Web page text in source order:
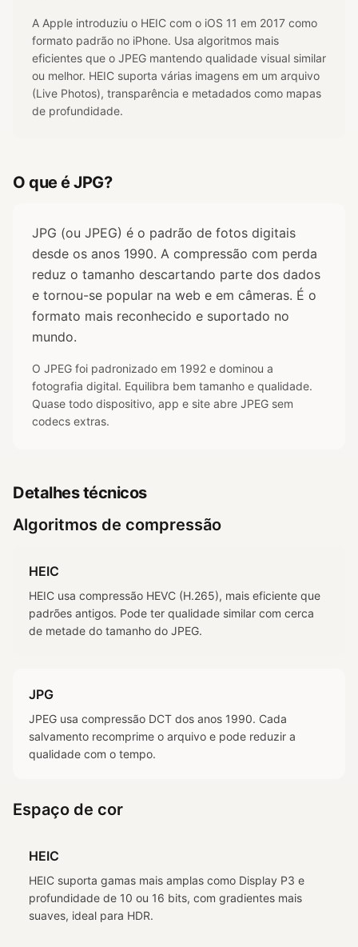
A Apple introduziu o HEIC com o iOS 11 em 2017 como
formato padrão no iPhone. Usa algoritmos mais
eficientes que o JPEG mantendo qualidade visual similar
ou melhor. HEIC suporta várias imagens em um arquivo
(Live Photos), transparência e metadados como mapas
de profundidade.
O que é JPG?
JPG (ou JPEG) é o padrão de fotos digitais
desde os anos 1990. A compressão com perda
reduz o tamanho descartando parte dos dados
e tornou-se popular na web e em câmeras. É o
formato mais reconhecido e suportado no
mundo.
O JPEG foi padronizado em 1992 e dominou a
fotografia digital. Equilibra bem tamanho e qualidade.
Quase todo dispositivo, app e site abre JPEG sem
codecs extras.
Detalhes técnicos
Algoritmos de compressão
HEIC
HEIC usa compressão HEVC (H.265), mais eficiente que
padrões antigos. Pode ter qualidade similar com cerca
de metade do tamanho do JPEG.
JPG
JPEG usa compressão DCT dos anos 1990. Cada
salvamento recomprime o arquivo e pode reduzir a
qualidade com o tempo.
Espaço de cor
HEIC
HEIC suporta gamas mais amplas como Display P3 e
profundidade de 10 ou 16 bits, com gradientes mais
suaves, ideal para HDR.